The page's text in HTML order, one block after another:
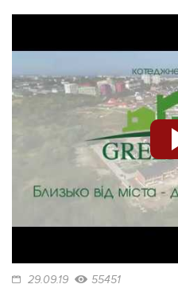
29.09.19 55451